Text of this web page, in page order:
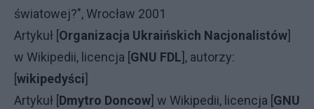
światowej?", Wrocław 2001
Artykuł [ Organizacja Ukraińskich Nacjonalistów
w Wikipedii, licencja [ GNU FDL ], autorzy:
wikipedyści
Artykuł [ Dmytro Doncow ] w Wikipedii, licencja [ GNU